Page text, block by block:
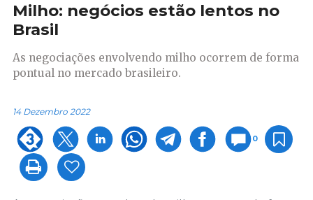
Milho: negócios estão lentos no
Brasil
As negociações envolvendo milho ocorrem de forma
pontual no mercado brasileiro.
14 Dezembro 2022
0